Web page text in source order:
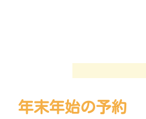
年末年始の予約